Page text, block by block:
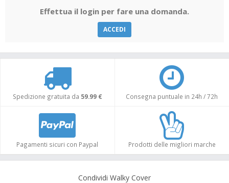
Effettua il login per fare una domanda.
ACCEDI
Spedizione gratuita da 59.99 € Consegna puntuale in 24h / 72h
Pagamenti sicuri con Paypal Prodotti delle migliori marche
Condividi Walky Cover